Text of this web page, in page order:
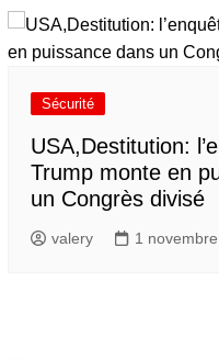
Sécurité
USA,Destitution:
Trump monte en
un Congrès divisé
valery 1